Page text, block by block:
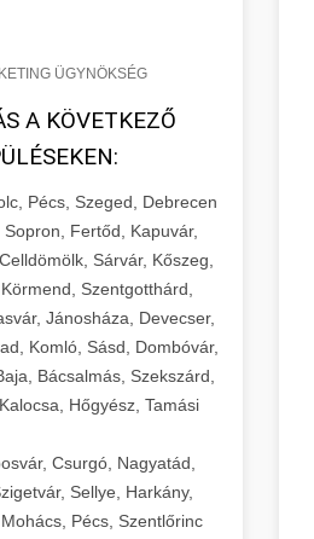
ÜGYNÖKSÉG
A KÖVETKEZŐ
Pécs, Szeged, Debrecen
Fertőd, Kapuvár,
Sárvár, Kőszeg,
Szentgotthárd,
Jánosháza, Devecser,
Komló, Sásd, Dombóvár,
Bácsalmás, Szekszárd,
Hőgyész, Tamási
Csurgó, Nagyatád,
Sellye, Harkány,
Pécs, Szentlőrinc